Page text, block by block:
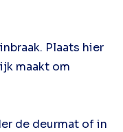
Plaats hier
maakt om
de deurmat of in